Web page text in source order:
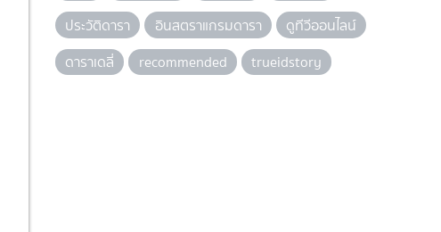
ประวัติดารา
อินสตราแกรมดารา
ดูทีวีออนไลน์
ดาราเดลี่
recommended trueidstory